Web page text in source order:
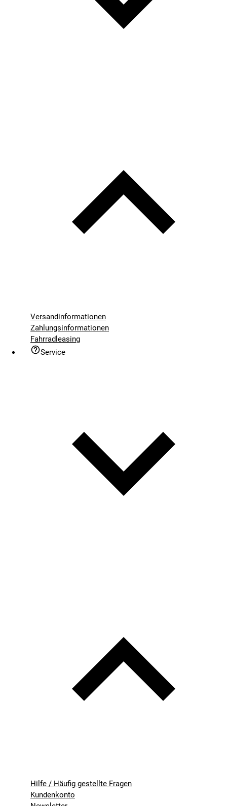
Versandinformationen
Zahlungsinformationen
Fahrradleasing
Service
Hilfe / Häufig gestellte Fragen
Kundenkonto